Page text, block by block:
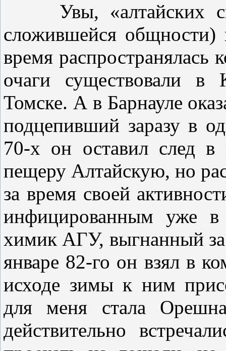
Увы, «алтайских
сложившейся общности)
время
очаги существовали в
Томске. А в Барнауле
подцепивший заразу в
70-х он оставил след
пещеру Алтайскую, но
за время своей
инфицированным уже
химик АГУ, выгнанный за
январе 82-го он взял в
исходе зимы к ним
для меня стала
действительно